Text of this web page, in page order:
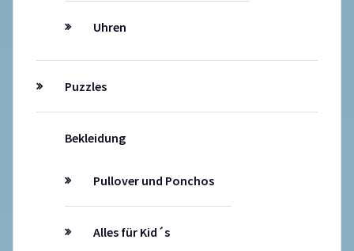
Uhren
Puzzles
Bekleidung
Pullover und Ponchos
Alles für Kid´s